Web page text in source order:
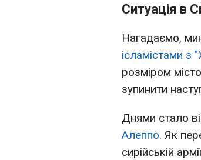
Ситуація в
Нагадаємо,
ісламістами з
розміром
зупинити
Днями стало
Алеппо. Як
сирійській